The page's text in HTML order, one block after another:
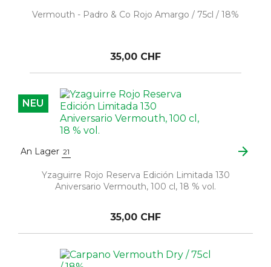
Vermouth - Padro & Co Rojo Amargo / 75cl / 18%
35,00 CHF
An Lager 21 arrow_forward
Yzaguirre Rojo Reserva Edición Limitada 130
Aniversario Vermouth, 100 cl, 18 % vol.
35,00 CHF
NEU